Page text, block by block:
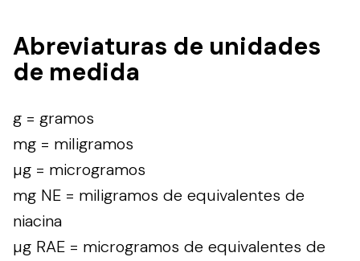
Abreviaturas de unidades
de medida
g = gramos
mg = miligramos
µg = microgramos
mg NE = miligramos de equivalentes de
niacina
µg RAE = microgramos de equivalentes de